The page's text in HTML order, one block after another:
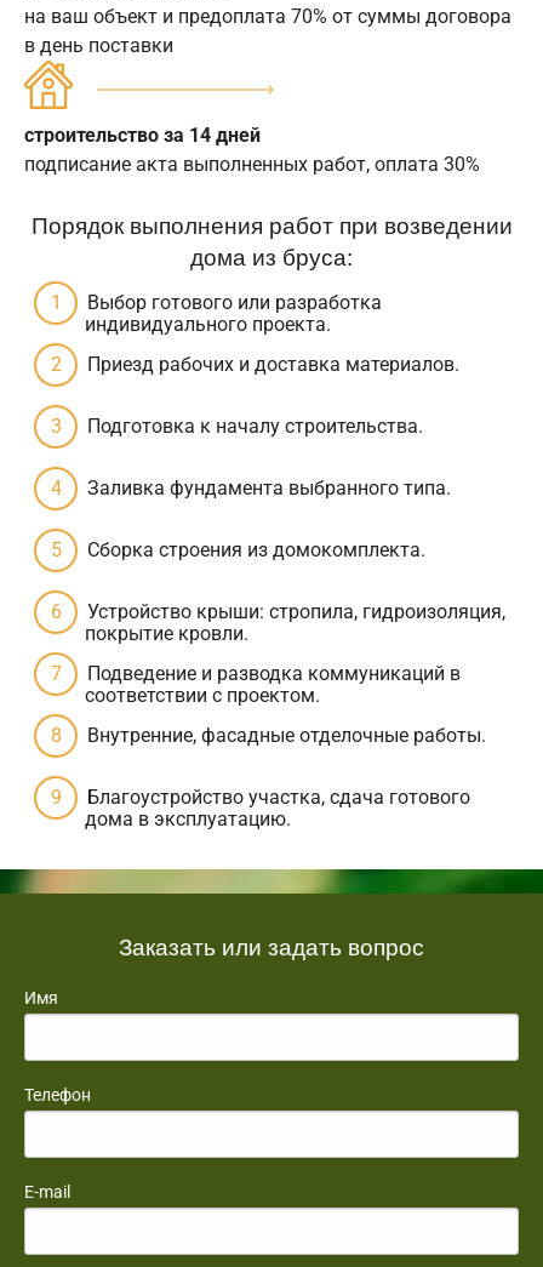
на ваш объект и предоплата 70% от суммы договора
в день поставки
строительство за 14 дней
подписание акта выполненных работ, оплата 30%
Порядок выполнения работ при возведении
дома из бруса:
Выбор готового или разработка
индивидуального проекта.
Приезд рабочих и доставка материалов.
Подготовка к началу строительства.
Заливка фундамента выбранного типа.
Сборка строения из домокомплекта.
Устройство крыши: стропила, гидроизоляция,
покрытие кровли.
Подведение и разводка коммуникаций в
соответствии с проектом.
Внутренние, фасадные отделочные работы.
Благоустройство участка, сдача готового
дома в эксплуатацию.
Заказать или задать вопрос
Имя
Телефон
E-mail